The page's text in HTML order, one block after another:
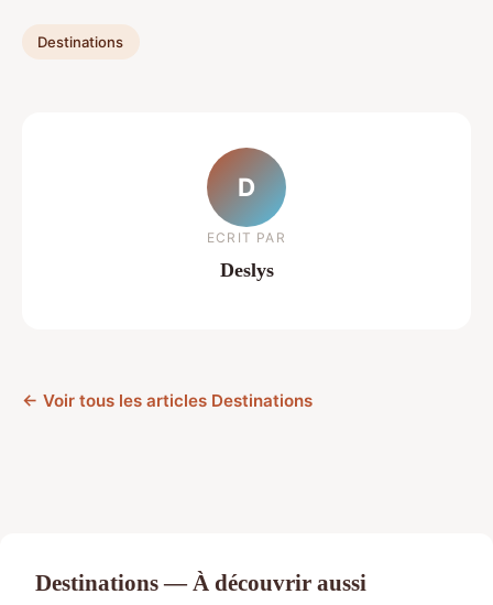
Destinations
D
ECRIT PAR
Deslys
← Voir tous les articles Destinations
Destinations — À découvrir aussi